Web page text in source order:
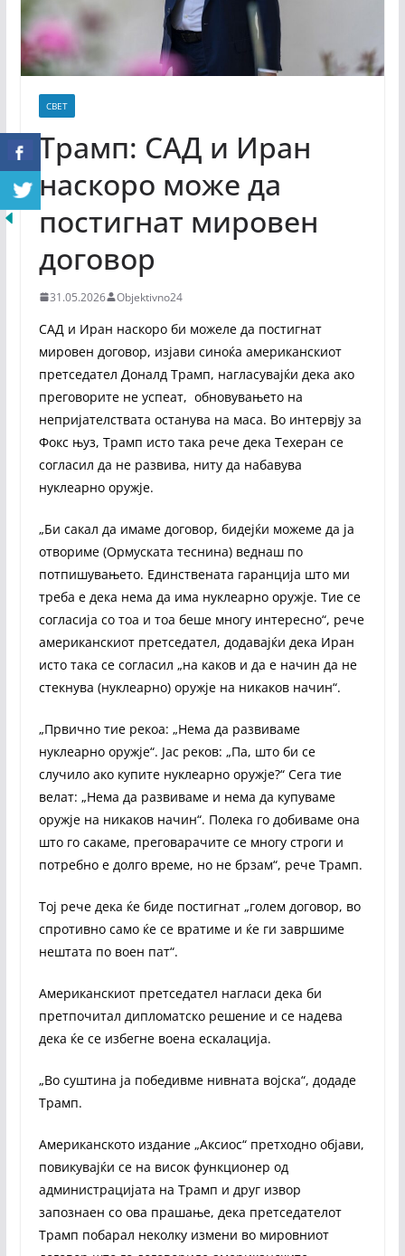
СВЕТ
Трамп: САД и Иран
наскоро може да
постигнат мировен
договор
31.05.2026 Objektivno24
САД и Иран наскоро би можеле да постигнат
мировен договор, изјави синоќа американскиот
претседател Доналд Трамп, нагласувајќи дека ако
преговорите не успеат, обновувањето на
непријателствата останува на маса. Во интервју за
Фокс њуз, Трамп исто така рече дека Техеран се
согласил да не развива, ниту да набавува
нуклеарно оружје.
„Би сакал да имаме договор, бидејќи можеме да ја
отвориме (Ормуската теснина) веднаш по
потпишувањето. Единствената гаранција што ми
треба е дека нема да има нуклеарно оружје. Тие се
согласија со тоа и тоа беше многу интересно“, рече
американскиот претседател, додавајќи дека Иран
исто така се согласил „на каков и да е начин да не
стекнува (нуклеарно) оружје на никаков начин“.
„Првично тие рекоа: „Нема да развиваме
нуклеарно оружје“. Јас реков: „Па, што би се
случило ако купите нуклеарно оружје?“ Сега тие
велат: „Нема да развиваме и нема да купуваме
оружје на никаков начин“. Полека го добиваме она
што го сакаме, преговарачите се многу строги и
потребно е долго време, но не брзам“, рече Трамп.
Тој рече дека ќе биде постигнат „голем договор, во
спротивно само ќе се вратиме и ќе ги завршиме
нештата по воен пат“.
Американскиот претседател нагласи дека би
претпочитал дипломатско решение и се надева
дека ќе се избегне воена ескалација.
„Во суштина ја победивме нивната војска“, додаде
Трамп.
Американското издание „Аксиос“ претходно објави,
повикувајќи се на висок функционер од
администрацијата на Трамп и друг извор
запознаен со ова прашање, дека претседателот
Трамп побарал неколку измени во мировниот